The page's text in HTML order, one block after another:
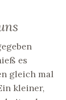
es
gleich mal
kleiner,